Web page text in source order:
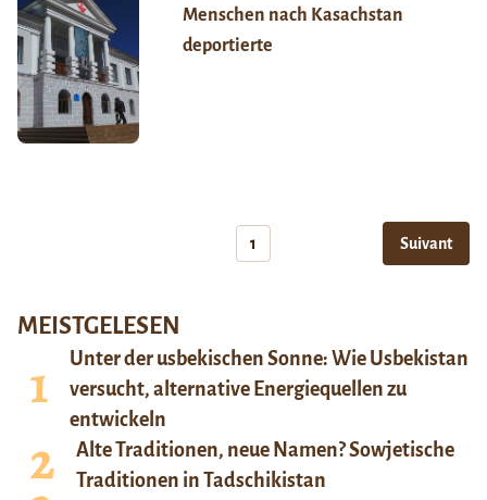
Menschen nach Kasachstan
deportierte
1 Suivant
MEISTGELESEN
Unter der usbekischen Sonne: Wie Usbekistan
versucht, alternative Energiequellen zu
entwickeln
Alte Traditionen, neue Namen? Sowjetische
Traditionen in Tadschikistan